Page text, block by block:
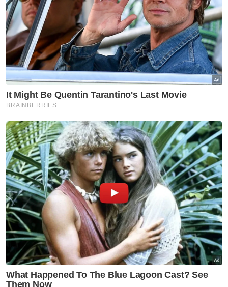
Menurun
Artikel Disyorkan
PRN Melaka: Julai keluar
kerajaan, Ogos mahu runding
kerusi – Akmal Saleh
Politik
Muafakat parti Melayu bukan
sekadar strategi pembahagian
kerusi - Annuar Musa
Politik
Kesatuan Pondok-pondok
Kelantan tidak mewakili
pendirian semua institusi
pondok di negeri ini
Dewan Ulama Pas pertahan